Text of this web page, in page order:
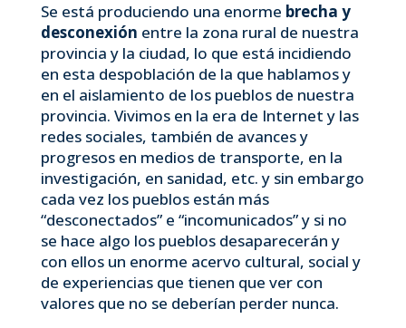
Se está produciendo una enorme brecha y
desconexión entre la zona rural de nuestra
provincia y la ciudad, lo que está incidiendo
en esta despoblación de la que hablamos y
en el aislamiento de los pueblos de nuestra
provincia. Vivimos en la era de Internet y las
redes sociales, también de avances y
progresos en medios de transporte, en la
investigación, en sanidad, etc. y sin embargo
cada vez los pueblos están más
“desconectados” e “incomunicados” y si no
se hace algo los pueblos desaparecerán y
con ellos un enorme acervo cultural, social y
de experiencias que tienen que ver con
valores que no se deberían perder nunca.